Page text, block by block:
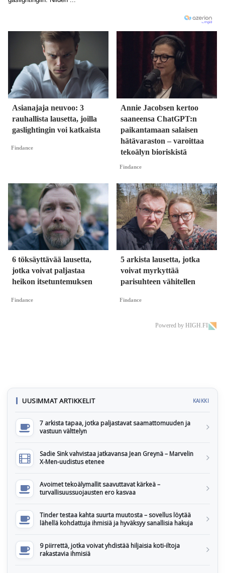
Asianajaja neuvoo: 3
rauhallista lausetta, joilla
gaslightingin voi katkaista
Findance
Annie Jacobsen kertoo
saaneensa ChatGPT:n
paikantamaan salaisen
hätävaraston – varoittaa
tekoälyn bioriskistä
Findance
6 töksäyttävää lausetta,
jotka voivat paljastaa
heikon itsetuntemuksen
Findance
5 arkista lausetta, jotka
voivat myrkyttää
parisuhteen vähitellen
Findance
Powered by HIGH.FI
UUSIMMAT ARTIKKELIT KAIKKI
7 arkista tapaa, jotka paljastavat saamattomuuden ja
vastuun välttelyn
Sadie Sink vahvistaa jatkavansa Jean Greynä – Marvelin
X-Men-uudistus etenee
Avoimet tekoälymallit saavuttavat kärkeä –
turvallisuussuojausten ero kasvaa
Tinder testaa kahta suurta muutosta – sovellus löytää
lähellä kohdattuja ihmisiä ja hyväksyy sanallisia hakuja
9 piirrettä, jotka voivat yhdistää hiljaisia koti-iltoja
rakastavia ihmisiä